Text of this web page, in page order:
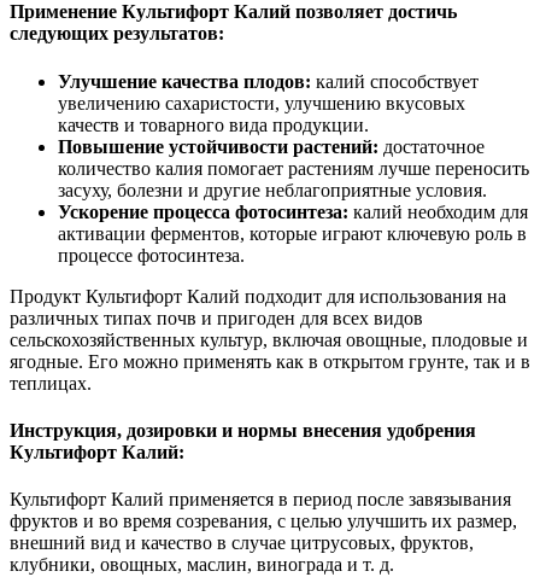
Применение Культифорт Калий позволяет достичь
следующих результатов:
Улучшение качества плодов: калий способствует
увеличению сахаристости, улучшению вкусовых
качеств и товарного вида продукции.
Повышение устойчивости растений: достаточное
количество калия помогает растениям лучше переносить
засуху, болезни и другие неблагоприятные условия.
Ускорение процесса фотосинтеза: калий необходим для
активации ферментов, которые играют ключевую роль в
процессе фотосинтеза.
Продукт Культифорт Калий подходит для использования на
различных типах почв и пригоден для всех видов
сельскохозяйственных культур, включая овощные, плодовые и
ягодные. Его можно применять как в открытом грунте, так и в
теплицах.
Инструкция, дозировки и нормы внесения удобрения
Культифорт Калий:
Культифорт Калий применяется в период после завязывания
фруктов и во время созревания, с целью улучшить их размер,
внешний вид и качество в случае цитрусовых, фруктов,
клубники, овощных, маслин, винограда и т. д.